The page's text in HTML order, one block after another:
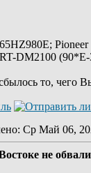
DM2100
то, чего
: Ср Май 06,
не